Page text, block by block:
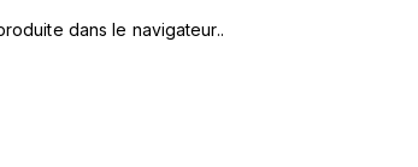
dans le navigateur..